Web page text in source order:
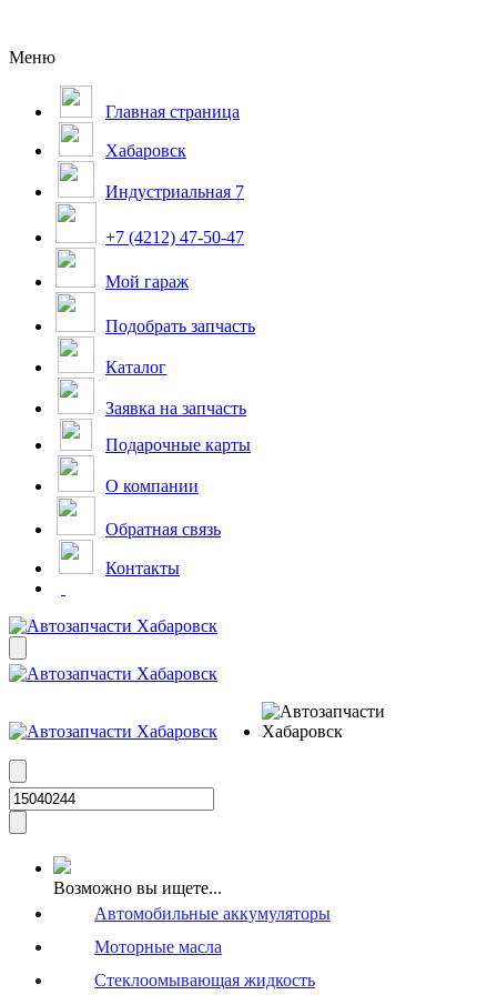
Меню
Главная страница
Хабаровск
Индустриальная 7
+7 (4212) 47-50-47
Мой гараж
Подобрать запчасть
Каталог
Заявка на запчасть
Подарочные карты
О компании
Обратная связь
Контакты
Возможно вы ищете...
Автомобильные аккумуляторы
Моторные масла
Стеклоомывающая жидкость